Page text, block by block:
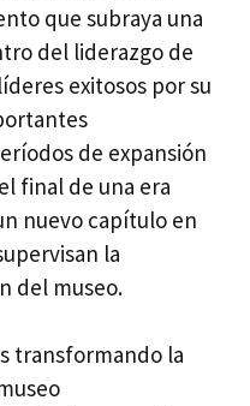
que subraya una
del liderazgo de
exitosos por su
de expansión
final de una era
nuevo capítulo en
la
del museo.
transformando la